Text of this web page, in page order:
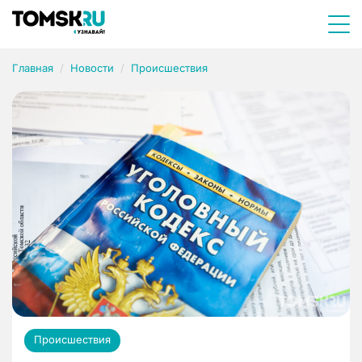
Главная Новости Происшествия
Происшествия